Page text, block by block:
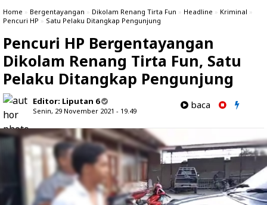
Home » Bergentayangan » Dikolam Renang Tirta Fun » Headline » Kriminal »
Pencuri HP » Satu Pelaku Ditangkap Pengunjung
Pencuri HP Bergentayangan
Dikolam Renang Tirta Fun, Satu
Pelaku Ditangkap Pengunjung
Editor: Liputan 6
Senin, 29 November 2021 - 19.49
baca